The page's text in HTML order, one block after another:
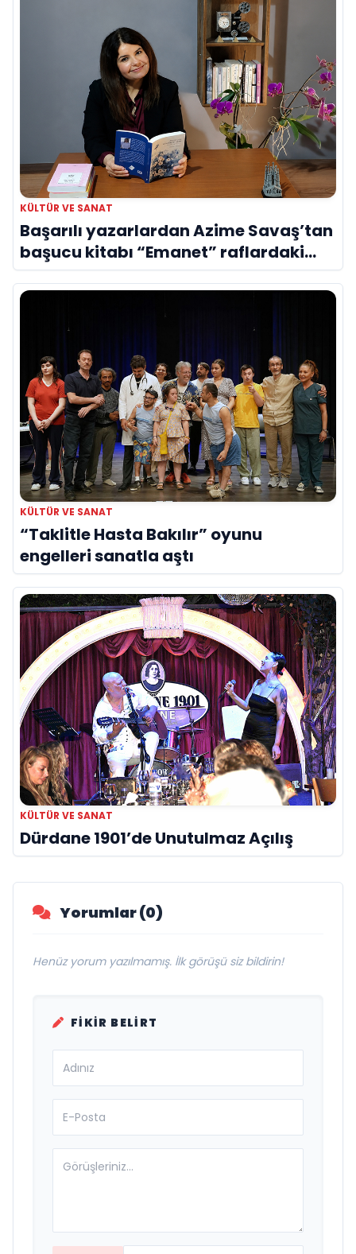
KÜLTÜR VE SANAT
Başarılı yazarlardan Azime Savaş’tan
başucu kitabı “Emanet” raflardaki
yerini aldı
KÜLTÜR VE SANAT
“Taklitle Hasta Bakılır” oyunu
engelleri sanatla aştı
KÜLTÜR VE SANAT
Dürdane 1901’de Unutulmaz Açılış
Yorumlar (0)
Henüz yorum yazılmamış. İlk görüşü siz bildirin!
FIKIR BELIRT